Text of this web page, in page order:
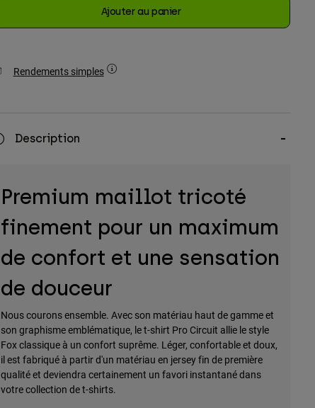
Ajouter au panier
Rendements simples
Description
Premium maillot tricoté
finement pour un maximum
de confort et une sensation
de douceur
Nous courons ensemble. Avec son matériau haut de gamme et
son graphisme emblématique, le t-shirt Pro Circuit allie le style
Fox classique à un confort suprême. Léger, confortable et doux,
il est fabriqué à partir d'un matériau en jersey fin de première
qualité et deviendra certainement un favori instantané dans
votre collection de t-shirts.